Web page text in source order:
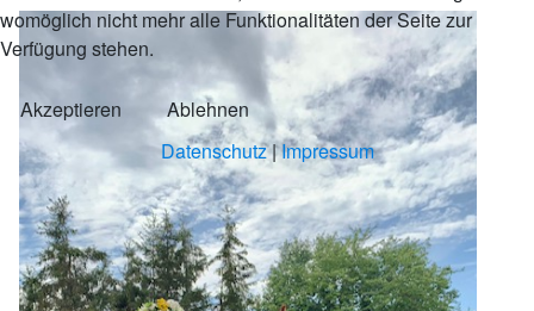
womöglich nicht mehr alle Funktionalitäten der Seite zur
Verfügung stehen.
Akzeptieren
Ablehnen
Datenschutz|Impressum